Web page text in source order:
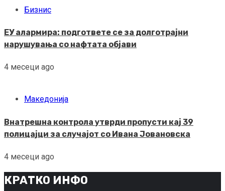
Бизнис
ЕУ алармира: подгответе се за долготрајни
нарушувања со нафтата објави
4 месеци ago
Македонија
Внатрешна контрола утврди пропусти кај 39
полицајци за случајот со Ивана Јовановска
4 месеци ago
КРАТКО ИНФО